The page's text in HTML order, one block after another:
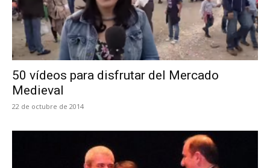
50 vídeos para disfrutar del Mercado
Medieval
22 de octubre de 2014